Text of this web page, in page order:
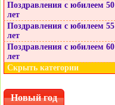
Поздравления с юбилеем 50
лет
Поздравления с юбилеем 55
лет
Поздравления с юбилеем 60
лет
Скрыть категории
Новый год